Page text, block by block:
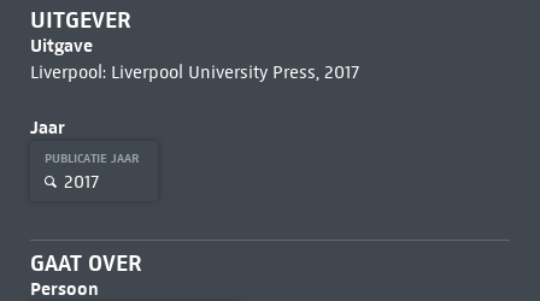
UITGEVER
Uitgave
Liverpool: Liverpool University Press, 2017
Jaar
PUBLICATIE JAAR
2017
GAAT OVER
Persoon